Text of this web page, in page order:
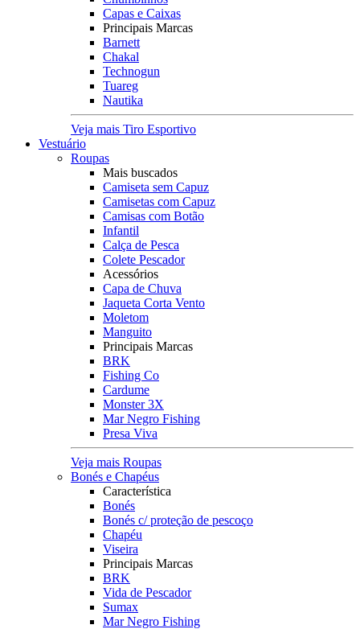
Capas e Caixas
Principais Marcas
Barnett
Chakal
Technogun
Tuareg
Nautika
Veja mais Tiro Esportivo
Vestuário
Roupas
Mais buscados
Camiseta sem Capuz
Camisetas com Capuz
Camisas com Botão
Infantil
Calça de Pesca
Colete Pescador
Acessórios
Capa de Chuva
Jaqueta Corta Vento
Moletom
Manguito
Principais Marcas
BRK
Fishing Co
Cardume
Monster 3X
Mar Negro Fishing
Presa Viva
Veja mais Roupas
Bonés e Chapéus
Característica
Bonés
Bonés c/ proteção de pescoço
Chapéu
Viseira
Principais Marcas
BRK
Vida de Pescador
Sumax
Mar Negro Fishing